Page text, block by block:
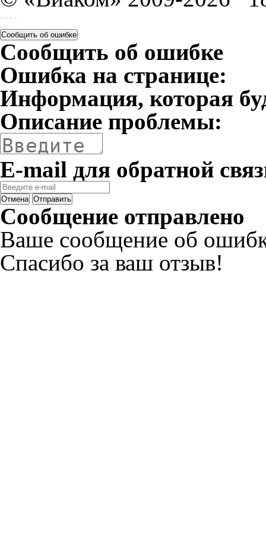
Сообщить об ошибке
Сообщить об ошибке
Ошибка на странице:
Информация, которая
Описание проблемы:
E-mail для обратной
Отмена Отправить
Сообщение отправлено
Ваше сообщение об
Спасибо за ваш отзыв!